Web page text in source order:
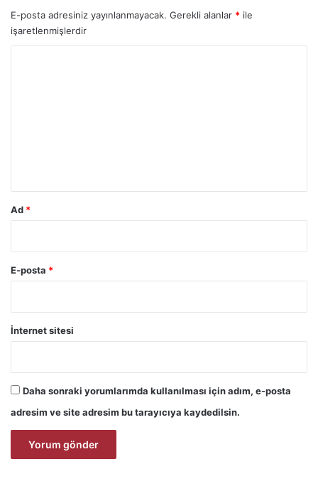
E-posta adresiniz yayınlanmayacak. Gerekli alanlar * ile
işaretlenmişlerdir
Ad *
E-posta *
İnternet sitesi
Daha sonraki yorumlarımda kullanılması için adım, e-posta
adresim ve site adresim bu tarayıcıya kaydedilsin.